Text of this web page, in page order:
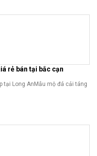
rẻ bán tại bắc cạn
tại Long AnMẫu mộ đá cải táng